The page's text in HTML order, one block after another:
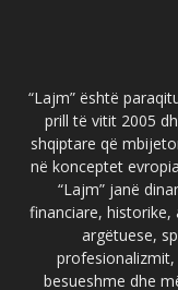
“Lajm” është
prill të vitit 2005
shqiptare që
në konceptet
“Lajm” janë
financiare, historike,
argëtuese,
besueshme dhe